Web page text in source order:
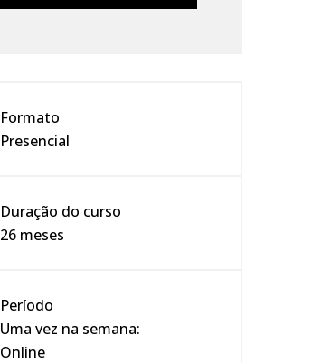
Formato
Presencial
Duração do curso
26 meses
Período
Uma vez na semana:
Online